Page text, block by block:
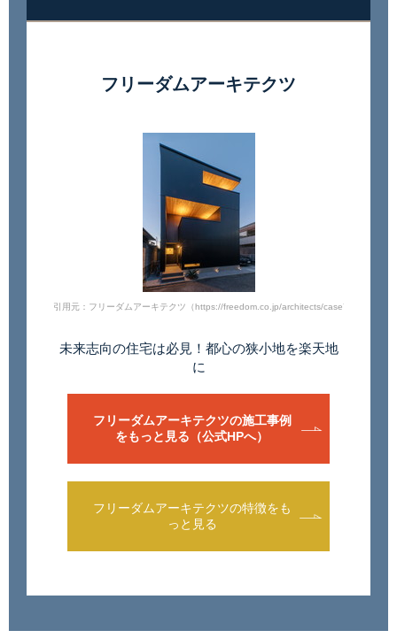
フリーダムアーキテクツ
引用元：フリーダムアーキテクツ（https://freedom.co.jp/architects/case720/）
未来志向の住宅は必見！ 都心の狭小地を楽天地
に
フリーダムアーキテクツの施工事例
をもっと見る（公式HPへ）
フリーダムアーキテクツの特徴をも
っと見る